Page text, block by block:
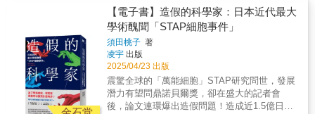
人工流產，貪圖『方便』而人工流產。」——
凱莎・波利特（Katha Pollitt），美國詩人、散
文家與評論家「有好幾位作者都告訴我，她們
在事隔三十年、四十年，甚至五十年後，再書
寫當初進行人工流產的經歷，令她們的心靈終
於獲得平靜；有些人覺得這本文選集是頭一回
有人允許她們把這件事寫出來。需要被述說的
人工流產故事是不會放棄的。」——安妮．芬
待職業婦女也有自己的問題。打醒你對「荷蘭
的月亮比較圓」的美好憧憬後，本書收錄一個
較少被媒體報導的話題──荷蘭人深入骨子裡的
運動文化。如果你好奇荷蘭人除了騎自行車還
擅長什麼運動、他們瘋哪些運動賽事，以及在
哪些運動賽場上表現亮眼，請看書中詳細的整
理。在荷蘭，環境永續理念已深植於社會各個
層面，成為國家政策和日常生活的核心思維。
我們將從多角度探索荷蘭如何體現永續發展，
價，到人壽保險的理賠金額，再到奴隸買賣的
現狀，本書揭示了生命在各種情境下的真實標
價，顛覆「生命無價」的迷思。＊真實案例與
數據，挑戰道德底線書中包含大量來自全球的
調查數據與真實故事，例如黑幫的謀殺定價、
慈善機構如何衡量救人的成本，甚至政府如何
決定一場疫情封鎖的經濟代價。＊犀利又具可
讀性的寫作風格作者以新聞調查的筆法，搭配
國家層面問題與社會弊病，發揮媒體第四權之
用。▌專文推薦「正是在地方，使新聞精神依然
鮮活存在。本書從地方視角窺見了日本社會現
狀，為非虛構的調查報導類傑作。」──松本創
（紀實作家）「少數人會營造出氛圍，將事情
推向預設的方向。這本書所描述的，正是如今
在各地頻繁發生的現象。」──武田砂鐵（作
家）日本香川縣議會通過了全國首例的《網
路・遊戲成癮對策條例》，設下「60分鐘的遊
【電子書】造假的科學家：日本近代最大
學術醜聞「STAP細胞事件」
須田桃子 著
凌宇 出版
2025/04/23 出版
震驚全球的「萬能細胞」STAP研究問世， 發展
潛力有望問鼎諾貝爾獎， 卻在盛大的記者會
後，論文連環爆出造假問題！ 造成近1.5億日圓